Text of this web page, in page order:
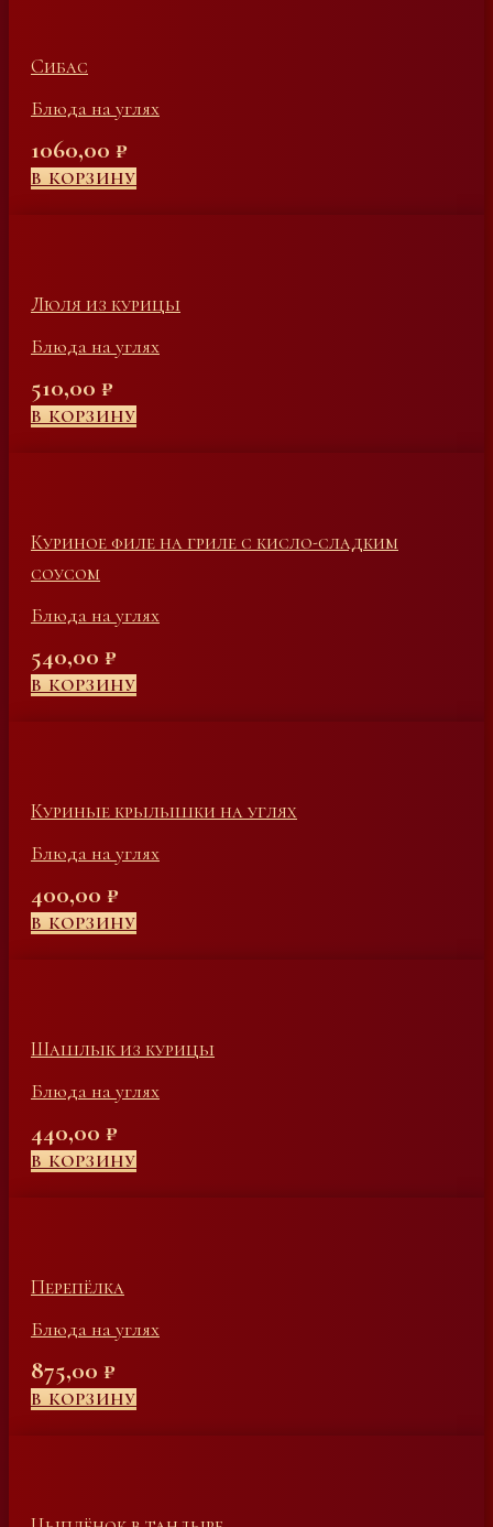
Сибас
Блюда на углях
1060,00 ₽
В КОРЗИНУ
Люля из курицы
Блюда на углях
510,00 ₽
В КОРЗИНУ
Куриное филе на гриле с кисло-сладким
соусом
Блюда на углях
540,00 ₽
В КОРЗИНУ
Куриные крылышки на углях
Блюда на углях
400,00 ₽
В КОРЗИНУ
Шашлык из курицы
Блюда на углях
440,00 ₽
В КОРЗИНУ
Перепёлка
Блюда на углях
875,00 ₽
В КОРЗИНУ